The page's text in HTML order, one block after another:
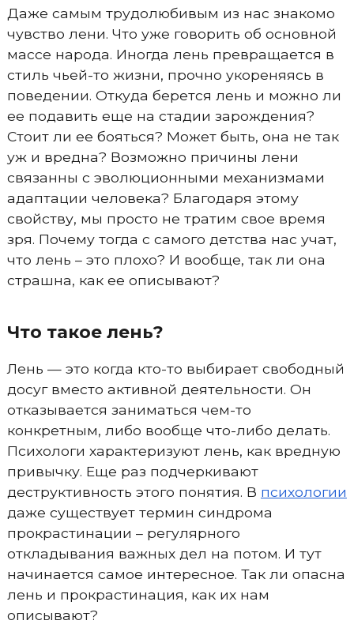
Даже самым трудолюбивым из нас знакомо
чувство лени. Что уже говорить об основной
массе народа. Иногда лень превращается в
стиль чьей-то жизни, прочно укореняясь в
поведении. Откуда берется лень и можно ли
ее подавить еще на стадии зарождения?
Стоит ли ее бояться? Может быть, она не так
уж и вредна? Возможно причины лени
связанны с эволюционными механизмами
адаптации человека? Благодаря этому
свойству, мы просто не тратим свое время
зря. Почему тогда с самого детства нас учат,
что лень – это плохо? И вообще, так ли она
страшна, как ее описывают?
Что такое лень?
Лень — это когда кто-то выбирает свободный
досуг вместо активной деятельности. Он
отказывается заниматься чем-то
конкретным, либо вообще что-либо делать.
Психологи характеризуют лень, как вредную
привычку. Еще раз подчеркивают
деструктивность этого понятия. В психологии
даже существует термин синдрома
прокрастинации – регулярного
откладывания важных дел на потом. И тут
начинается самое интересное. Так ли опасна
лень и прокрастинация, как их нам
описывают?